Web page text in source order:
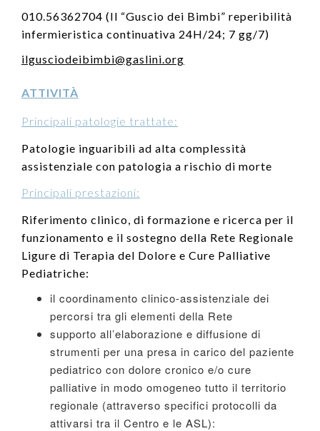
010.56362704 (Il “Guscio dei Bimbi” reperibilità
infermieristica continuativa 24H/24; 7 gg/7)
ilgusciodeibimbi@gaslini.org
ATTIVITÀ
Principali patologie trattate:
Patologie inguaribili ad alta complessità
assistenziale con patologia a rischio di morte
Principali prestazioni:
Riferimento clinico, di formazione e ricerca per il
funzionamento e il sostegno della Rete Regionale
Ligure di Terapia del Dolore e Cure Palliative
Pediatriche:
il coordinamento clinico-assistenziale dei
percorsi tra gli elementi della Rete
supporto all’elaborazione e diffusione di
strumenti per una presa in carico del paziente
pediatrico con dolore cronico e/o cure
palliative in modo omogeneo tutto il territorio
regionale (attraverso specifici protocolli da
attivarsi tra il Centro e le ASL):